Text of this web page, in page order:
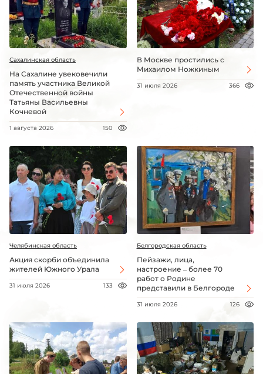
Сахалинская область
На Сахалине увековечили
память участника Великой
Отечественной войны
Татьяны Васильевны
Кочневой
1 августа 2026 150
В Москве простились с
Михаилом Ножкиным
31 июля 2026 366
Челябинская область
Акция скорби объединила
жителей Южного Урала
31 июля 2026 133
Белгородская область
Пейзажи, лица,
настроение – более 70
работ о Родине
представили в Белгороде
31 июля 2026 126